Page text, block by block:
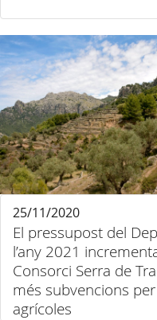
El pressupost del
l’any 2021
Consorci Serra de
més subvencions
agrícoles
25/11/2020